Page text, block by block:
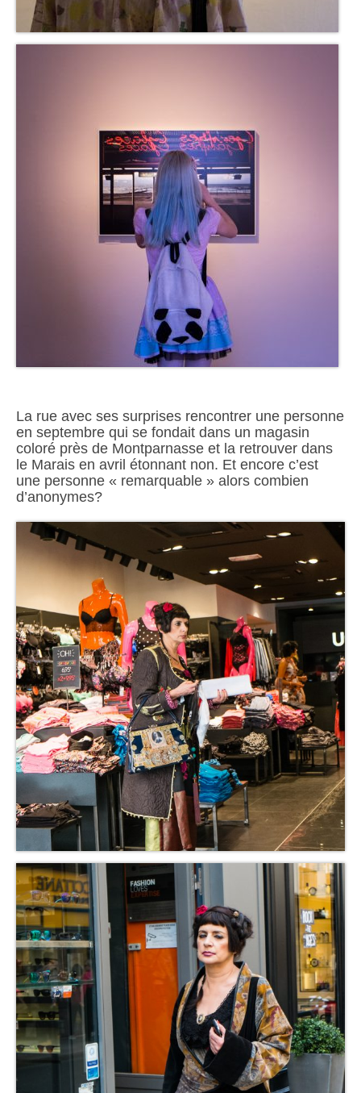
La rue avec ses surprises rencontrer une personne
en septembre qui se fondait dans un magasin
coloré près de Montparnasse et la retrouver dans
le Marais en avril étonnant non. Et encore c’est
une personne « remarquable » alors combien
d’anonymes?